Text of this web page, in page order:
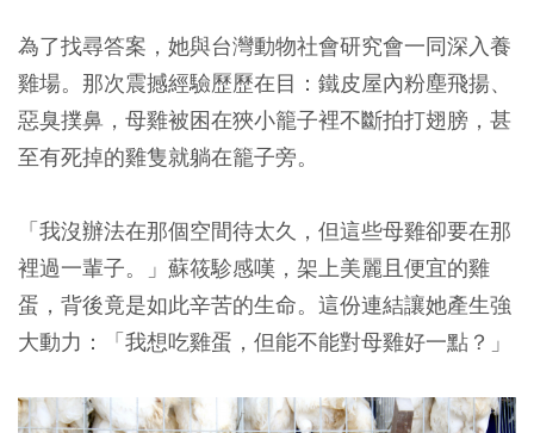
為了找尋答案，她與台灣動物社會研究會一同深入養
雞場。那次震撼經驗歷歷在目：鐵皮屋內粉塵飛揚、
惡臭撲鼻，母雞被困在狹小籠子裡不斷拍打翅膀，甚
至有死掉的雞隻就躺在籠子旁。
「我沒辦法在那個空間待太久，但這些母雞卻要在那
裡過一輩子。」蘇筱駗感嘆，架上美麗且便宜的雞
蛋，背後竟是如此辛苦的生命。這份連結讓她產生強
大動力：「我想吃雞蛋，但能不能對母雞好一點？」